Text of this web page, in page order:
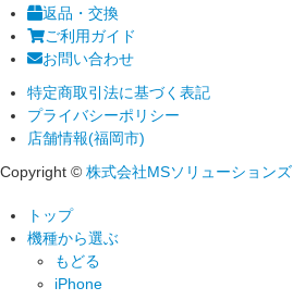
返品・交換
ご利用ガイド
お問い合わせ
特定商取引法に基づく表記
プライバシーポリシー
店舗情報(福岡市)
Copyright © 株式会社MSソリューションズ
トップ
機種から選ぶ
もどる
iPhone